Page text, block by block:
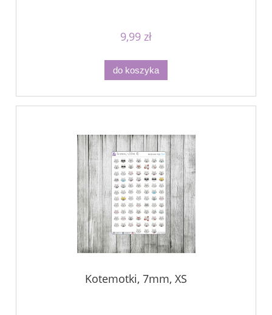
9,99 zł
do koszyka
Kotemotki, 7mm, XS